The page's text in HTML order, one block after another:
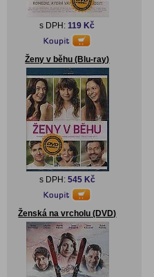
s DPH:119 Kč
Ženy v běhu (Blu-ray)
s DPH: 545 Kč
Ženská na vrcholu (DVD)